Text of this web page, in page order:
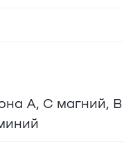
A, C магний,